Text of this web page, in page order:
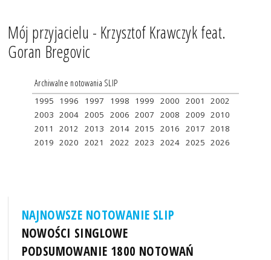
Mój przyjacielu - Krzysztof Krawczyk feat.
Goran Bregovic
Archiwalne notowania SLIP
1995 1996 1997 1998 1999 2000 2001
2002
2003 2004 2005 2006 2007 2008 2009 2010
2011
2012 2013 2014 2015 2016 2017 2018
2019 2020 2021 2022 2023 2024 2025 2026
NAJNOWSZE NOTOWANIE SLIP
NOWOŚCI SINGLOWE
PODSUMOWANIE 1800 NOTOWAŃ